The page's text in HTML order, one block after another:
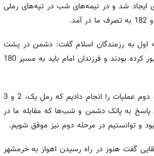
ایجاد شد و در نیمه‌های شب در تپه‌های رملی
اول به رزمندگان اسلام گفت: دشمن در پشت
جاده اهواز - خرمشهر است در حالی که فرزندان ما از رودخانه کارون عبور کرده بودند و فرزندان امام باید به مسیر 180
سردار فضلی خاطرنشان کرد: در 11 اردیبهشت‌ماه در منطقه فکه مرحله دوم عملیات را انجام دادیم که رمل یک، 2 و 3
پاسخ به پاتک دشمن و شب‌ها که مقابله ما در
و توانستیم در مرحله دوم نیز موفق شویم.
گفت هنوز در راه رسیدن اهواز به خرمشهر